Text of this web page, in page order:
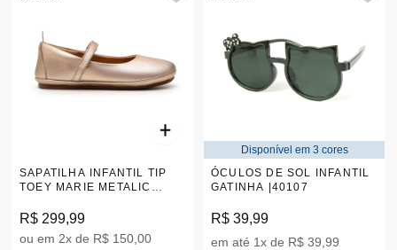
SAPATILHA INFANTIL TIP
TOEY MARIE METALIC
R$ 299,99
ou em 2x de R$ 150,00
Disponível em 3 cores
ÓCULOS DE SOL INFANTIL
GATINHA |40107
R$ 39,99
em até 1x de R$ 39,99